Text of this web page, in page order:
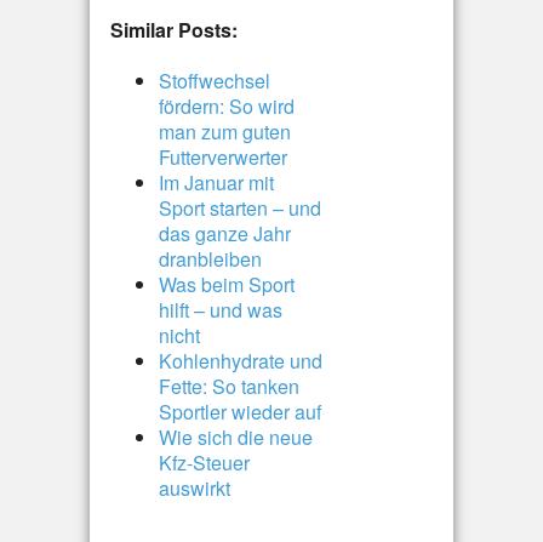
Similar Posts:
Stoffwechsel
fördern: So wird
man zum guten
Futterverwerter
Im Januar mit
Sport starten – und
das ganze Jahr
dranbleiben
Was beim Sport
hilft – und was
nicht
Kohlenhydrate und
Fette: So tanken
Sportler wieder auf
Wie sich die neue
Kfz-Steuer
auswirkt